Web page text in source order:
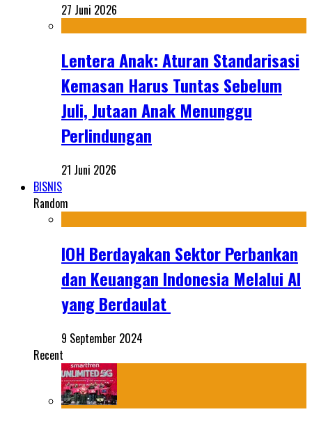
27 Juni 2026
Lentera Anak: Aturan Standarisasi
Kemasan Harus Tuntas Sebelum
Juli, Jutaan Anak Menunggu
Perlindungan
21 Juni 2026
BISNIS
Random
IOH Berdayakan Sektor Perbankan
dan Keuangan Indonesia Melalui AI
yang Berdaulat
9 September 2024
Recent